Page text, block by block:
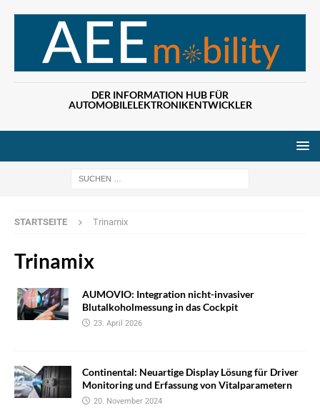
DER INFORMATION HUB FÜR
AUTOMOBILELEKTRONIKENTWICKLER
STARTSEITE Trinamix
Trinamix
AUMOVIO: Integration nicht-invasiver
Blutalkoholmessung in das Cockpit
23. April 2026
Continental: Neuartige Display Lösung für Driver
Monitoring und Erfassung von Vitalparametern
20. November 2024